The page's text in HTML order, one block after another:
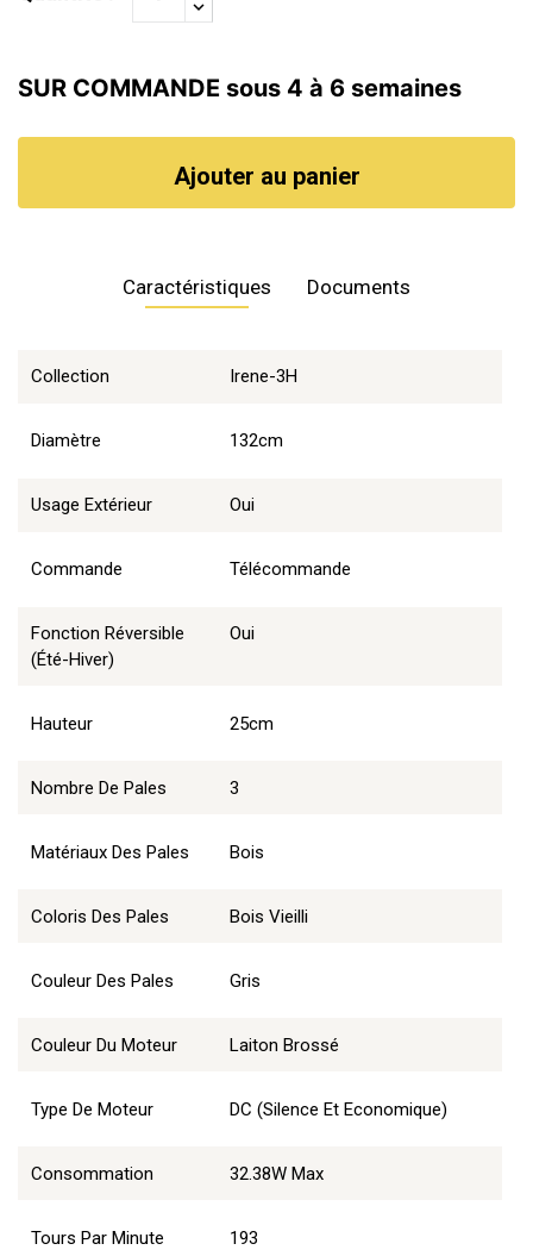
SUR COMMANDE sous 4 à 6 semaines
Ajouter au panier
Caractéristiques
Collection Irene-3H
Diamètre 132cm
Usage Extérieur Oui
Commande Télécommande
Fonction Réversible
(été-Hiver)
Oui
Hauteur 25cm
Nombre De Pales 3
Matériaux Des Pales Bois
Coloris Des Pales Bois Vieilli
Couleur Des Pales Gris
Couleur Du Moteur Laiton Brossé
Type De Moteur DC (Silence Et Economique)
Consommation 32.38W Max
Tours Par Minute 193
Documents